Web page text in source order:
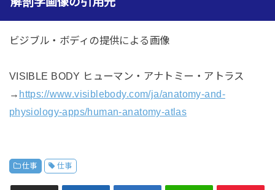
ビジブル・ボディの提供による画像
VISIBLE BODY ヒューマン・アナトミー・アトラス
→ https://www.visiblebody.com/ja/anatomy-and-
physiology-apps/human-anatomy-atlas
仕事 仕事